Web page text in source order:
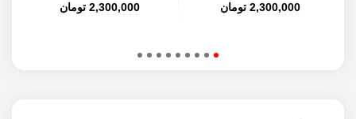
2,300,000 تومان 2,300,000 تومان